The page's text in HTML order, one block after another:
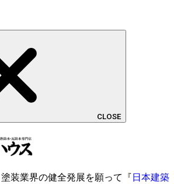
CLOSE
装業界の健全発展を願って『 日本建築